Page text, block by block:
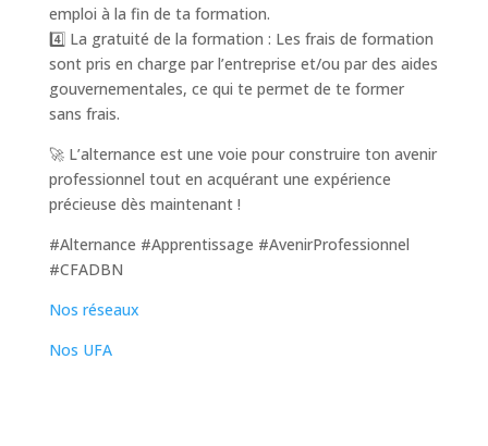
emploi à la fin de ta formation.
4️⃣ La gratuité de la formation : Les frais de formation
sont pris en charge par l’entreprise et/ou par des aides
gouvernementales, ce qui te permet de te former
sans frais.
🚀 L’alternance est une voie pour construire ton avenir
professionnel tout en acquérant une expérience
précieuse dès maintenant !
#Alternance #Apprentissage #AvenirProfessionnel
#CFADBN
Nos réseaux
Nos UFA